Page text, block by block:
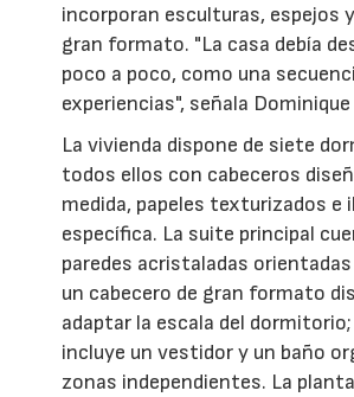
incorporan esculturas, espejos
gran formato. "La casa debía
poco a poco, como una
experiencias", señala
La vivienda dispone de siete
todos ellos con cabeceros
medida, papeles texturizados e
específica. La suite principal
paredes acristaladas
un cabecero de gran formato
adaptar la escala del
incluye un vestidor y un baño
zonas independientes. La